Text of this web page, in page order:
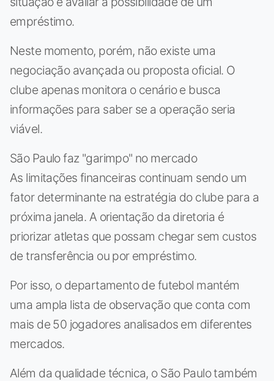
empréstimo.
Neste momento, porém, não existe uma
negociação avançada ou proposta oficial. O
clube apenas monitora o cenário e busca
informações para saber se a operação seria
viável.
São Paulo faz "garimpo" no mercado
As limitações financeiras continuam sendo um
fator determinante na estratégia do clube para a
próxima janela. A orientação da diretoria é
priorizar atletas que possam chegar sem custos
de transferência ou por empréstimo.
Por isso, o departamento de futebol mantém
uma ampla lista de observação que conta com
mais de 50 jogadores analisados em diferentes
mercados.
Além da qualidade técnica, o São Paulo também